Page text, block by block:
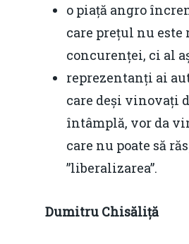
o piață angro
care prețul nu
concurenței, ci al
reprezentanți ai
care deși vinovați
întâmplă, vor da
care nu poate să
”liberalizarea”.
Dumitru Chisăliță